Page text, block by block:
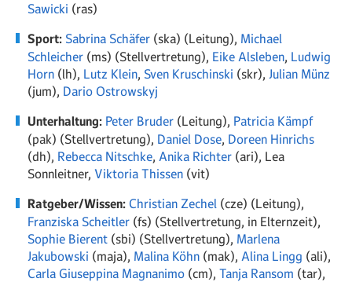
Sawicki (ras)
Sport: Sabrina Schäfer (ska) (Leitung), Michael
Schleicher (ms) (Stellvertretung), Eike Alsleben, Ludwig
Horn (lh), Lutz Klein, Sven Kruschinski (skr), Julian Münz
(jum), Dario Ostrowskyj
Unterhaltung: Peter Bruder (Leitung), Patricia Kämpf
(pak) (Stellvertretung), Daniel Dose, Doreen Hinrichs
(dh), Rebecca Nitschke, Anika Richter (ari), Lea
Sonnleitner, Viktoria Thissen (vit)
Ratgeber/Wissen: Christian Zechel (cze) (Leitung),
Franziska Scheitler (fs) (Stellvertretung, in Elternzeit),
Sophie Bierent (sbi) (Stellvertretung), Marlena
Jakubowski (maja), Malina Köhn (mak), Alina Lingg (ali),
Carla Giuseppina Magnanimo (cm), Tanja Ransom (tar),